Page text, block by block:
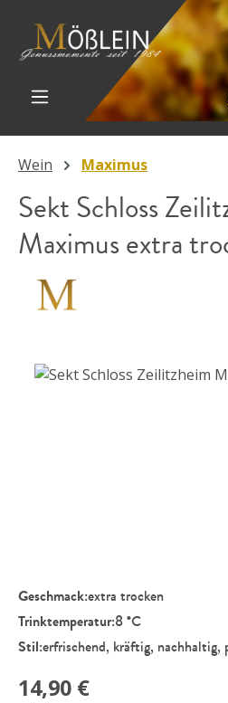
Zum Hauptinhalt springen
Wein Maximus
Sekt Schloss
Maximus extra
Bildergalerie überspringen
Geschmack:extra trocken
Trinktemperatur:8 °C
Stil:erfrischend, kräftig, nachhaltig,
Regulärer Preis:
14,90 €